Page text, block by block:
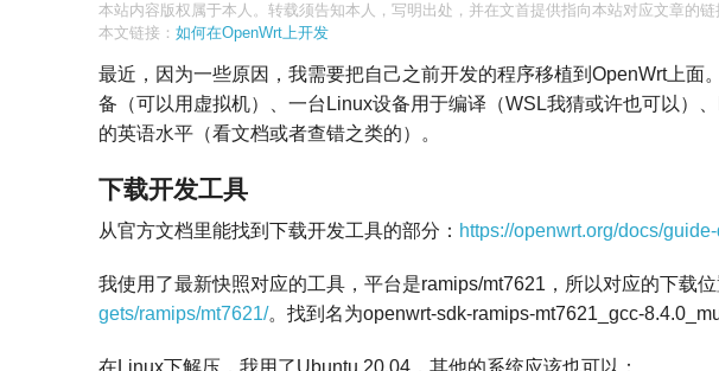
本站内容版权属于本人。转载须告知本人，写明出处，并在文首提供指向本站对应文章的链
本文链接： 如何在OpenWrt上开发
最近，因为一些原因，我需要把自己之前开发的程序移植到OpenWrt上面
备（可以用虚拟机）、一台Linux设备用于编译（WSL我猜或许也可以）
的英语水平（看文档或者查错之类的）。
下载开发工具
从官方文档里能找到下载开发工具的部分： https://openwrt.org/docs/
我使用了最新快照对应的工具，平台是ramips/mt7621，所以对应的下载
gets/ramips/mt7621/。找到名为openwrt-sdk-ramips-mt7621_gcc-
在Linux下解压，我用了Ubuntu 20.04，其他的系统应该也可以：